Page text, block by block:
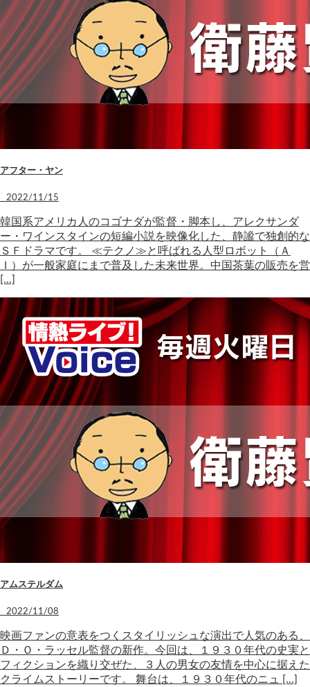
アフター・ヤン
2022/11/15
韓国系アメリカ人のコゴナダが監督・脚本し、アレクサンダ
ー・ワインスタインの短編小説を映像化した、静謐で独創的な
ＳＦドラマです。 ≪テクノ≫と呼ばれる人型ロボット（Ａ
Ｉ）が一般家庭にまで普及した未来世界。中国茶葉の販売を営
[…]
アムステルダム
2022/11/08
映画ファンの意表をつくスタイリッシュな演出で人気のある、
Ｄ・Ｏ・ラッセル監督の新作。今回は、１９３０年代の史実と
フィクションを織り交ぜた、３人の男女の友情を中心に据えた
クライムストーリーです。 舞台は、１９３０年代のニュ […]